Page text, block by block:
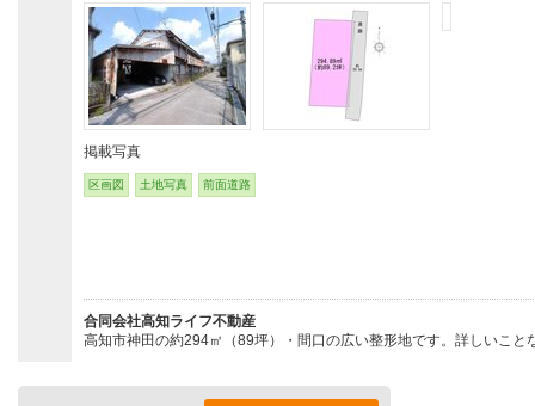
掲載写真
区画図 土地写真 前面道路
合同会社高知ライフ不動産
高知市神田の約294㎡（89坪）・間口の広い整形地です。詳しいこ